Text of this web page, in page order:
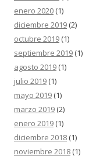
enero 2020 (1)
diciembre 2019 (2)
octubre 2019 (1)
septiembre 2019 (1)
agosto 2019 (1)
julio 2019 (1)
mayo 2019 (1)
marzo 2019 (2)
enero 2019 (1)
diciembre 2018 (1)
noviembre 2018 (1)